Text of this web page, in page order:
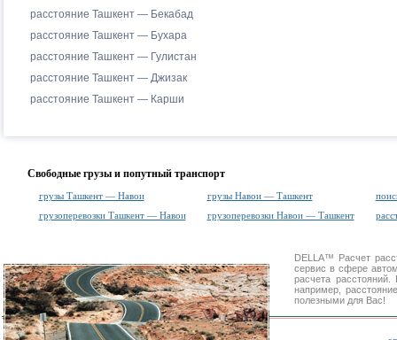
расстояние Ташкент — Бекабад
расстояние Ташкент — Бухара
расстояние Ташкент — Гулистан
расстояние Ташкент — Джизак
расстояние Ташкент — Карши
Свободные грузы и попутный транспорт
грузы Ташкент — Навои грузы Навои — Ташкент
грузоперевозки Ташкент — Навои
грузоперевозки Навои — Ташкент
DELLA™ Расчет
сервис в сфере
расчета
например,
полезными для Вас!